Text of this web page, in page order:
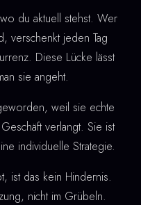
du aktuell stehst. Wer
verschenkt jeden Tag
Diese Lücke lässt
sie angeht.
weil sie echte
verlangt. Sie ist
individuelle Strategie.
ist das kein Hindernis.
nicht im Grübeln.